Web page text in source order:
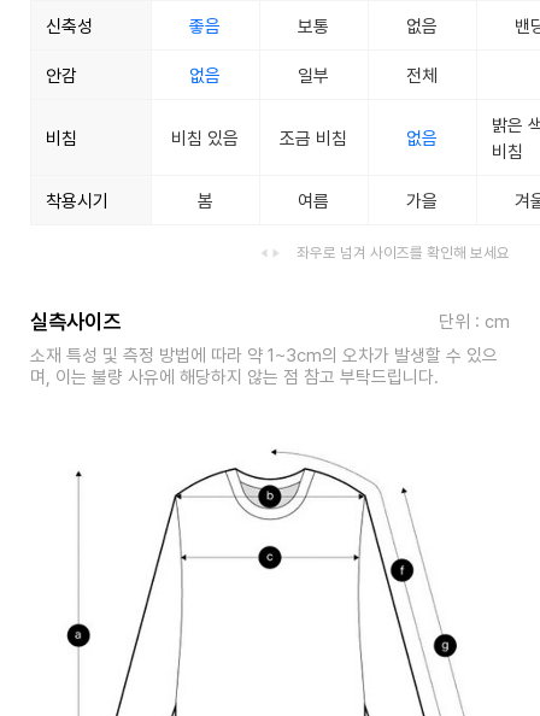
신축성 좋음 보통 없음 밴
안감 없음 일부 전체
비침 비침 있음 조금 비침 없음
밝은
비침
착용시기 봄 여름 가을 겨
좌우로 넘겨 사이즈를 확인해 보세요
실측사이즈
단위 : cm
소재 특성 및 측정 방법에 따라 약 1~3cm의 오차가 발생할 수 있으
며, 이는 불량 사유에 해당하지 않는 점 참고 부탁드립니다.